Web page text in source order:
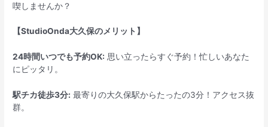
喫しませんか？
【StudioOnda大久保のメリット】
24時間いつでも予約OK: 思い立ったらすぐ予約！忙しいあなた
にピッタリ。
駅チカ徒歩3分: 最寄りの大久保駅からたったの3分！アクセス抜
群。